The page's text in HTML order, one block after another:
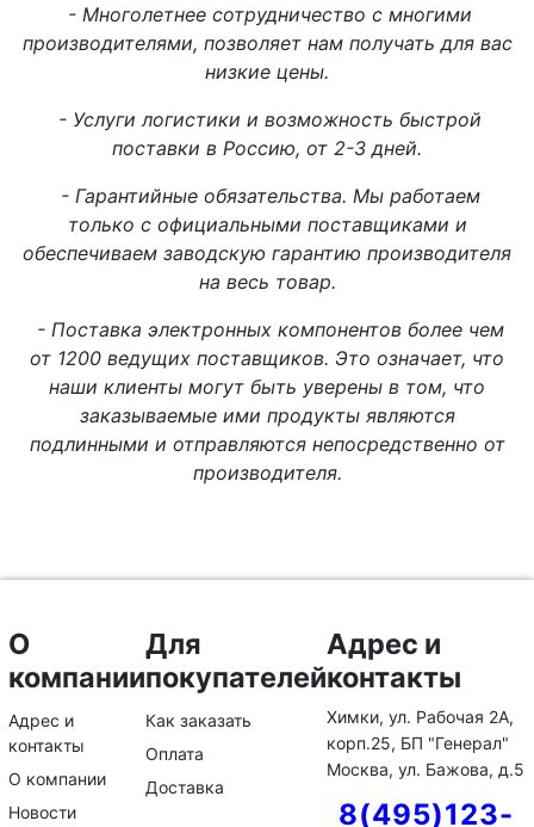
- Многолетнее сотрудничество с многими
производителями, позволяет нам получать для вас
низкие цены.
- Услуги логистики и возможность быстрой
поставки в Россию, от 2-3 дней.
- Гарантийные обязательства. Мы работаем
только с официальными поставщиками и
обеспечиваем заводскую гарантию производителя
на весь товар.
- Поставка электронных компонентов более чем
от 1200 ведущих поставщиков. Это означает, что
наши клиенты могут быть уверены в том, что
заказываемые ими продукты являются
подлинными и отправляются непосредственно от
производителя.
О
компании
Адрес и
контакты
О компании
Новости
Для
покупателей
Как заказать
Оплата
Доставка
Адрес и
контакты
Химки, ул. Рабочая 2А,
корп.25, БП "Генерал"
Москва, ул. Бажова, д.5
8(495)123-